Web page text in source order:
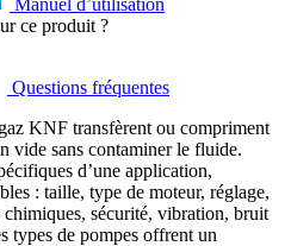
ce produit ?
Questions fréquentes
KNF transfèrent ou compriment
vide sans contaminer le fluide.
d’une application,
: taille, type de moteur, réglage,
sécurité, vibration, bruit
types de pompes offrent un